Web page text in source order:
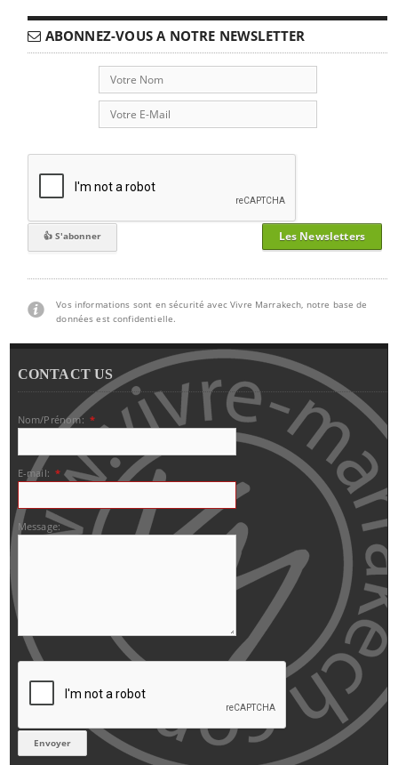
ABONNEZ-VOUS A NOTRE NEWSLETTER
Les Newsletters
Vos informations sont en sécurité avec Vivre Marrakech, notre base de
données est confidentielle.
CONTACT US
Nom/Prénom: *
E-mail: *
Message: